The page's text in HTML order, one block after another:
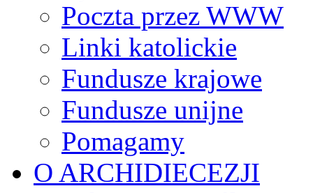
Poczta przez WWW
Linki katolickie
Fundusze krajowe
Fundusze unijne
Pomagamy
O ARCHIDIECEZJI